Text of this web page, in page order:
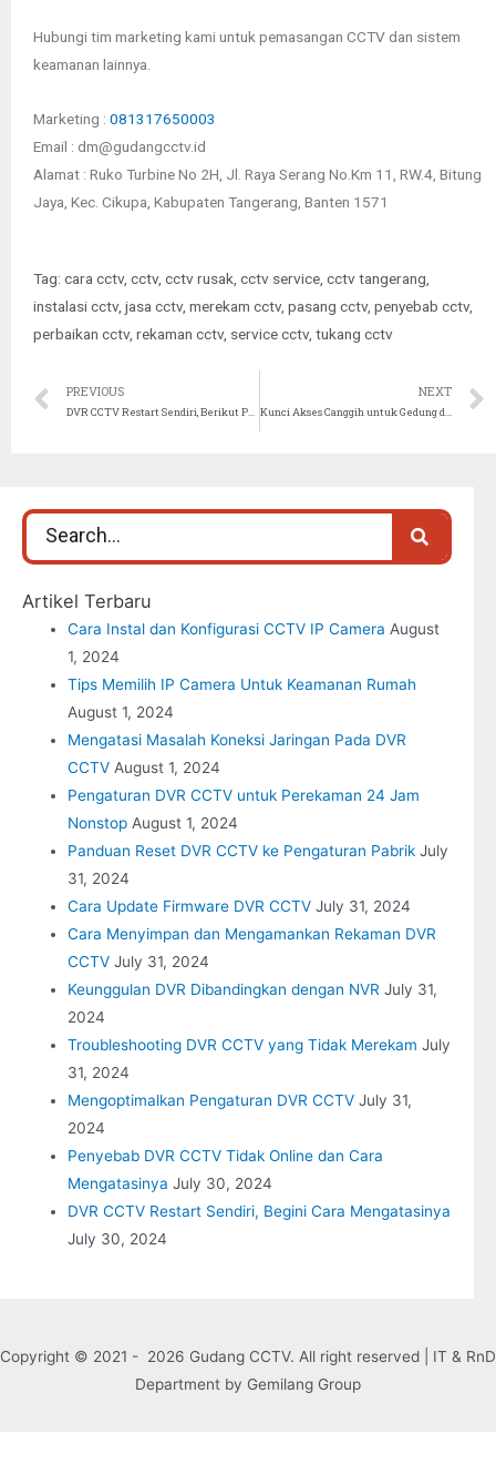
Hubungi tim marketing kami untuk pemasangan CCTV dan sistem
keamanan lainnya.
Marketing : 081317650003
Email : dm@gudangcctv.id
Alamat : Ruko Turbine No 2H, Jl. Raya Serang No.Km 11, RW.4, Bitung
Jaya, Kec. Cikupa, Kabupaten Tangerang, Banten 1571
Tag: cara cctv, cctv, cctv rusak, cctv service, cctv tangerang,
instalasi cctv, jasa cctv, merekam cctv, pasang cctv, penyebab cctv,
perbaikan cctv, rekaman cctv, service cctv, tukang cctv
PREVIOUS
DVR CCTV Restart Sendiri, Berikut Penyebab dan Cara Mengatasinya.
NEXT
Kunci Akses Canggih untuk Gedung dan Perkantoran
Artikel Terbaru
Cara Instal dan Konfigurasi CCTV IP Camera August
1, 2024
Tips Memilih IP Camera Untuk Keamanan Rumah
August 1, 2024
Mengatasi Masalah Koneksi Jaringan Pada DVR
CCTV August 1, 2024
Pengaturan DVR CCTV untuk Perekaman 24 Jam
Nonstop August 1, 2024
Panduan Reset DVR CCTV ke Pengaturan Pabrik July
31, 2024
Cara Update Firmware DVR CCTV July 31, 2024
Cara Menyimpan dan Mengamankan Rekaman DVR
CCTV July 31, 2024
Keunggulan DVR Dibandingkan dengan NVR July 31,
2024
Troubleshooting DVR CCTV yang Tidak Merekam July
31, 2024
Mengoptimalkan Pengaturan DVR CCTV July 31,
2024
Penyebab DVR CCTV Tidak Online dan Cara
Mengatasinya July 30, 2024
DVR CCTV Restart Sendiri, Begini Cara Mengatasinya
July 30, 2024
Copyright © 2021 - 2026 Gudang CCTV. All right reserved | IT & RnD
Department by Gemilang Group